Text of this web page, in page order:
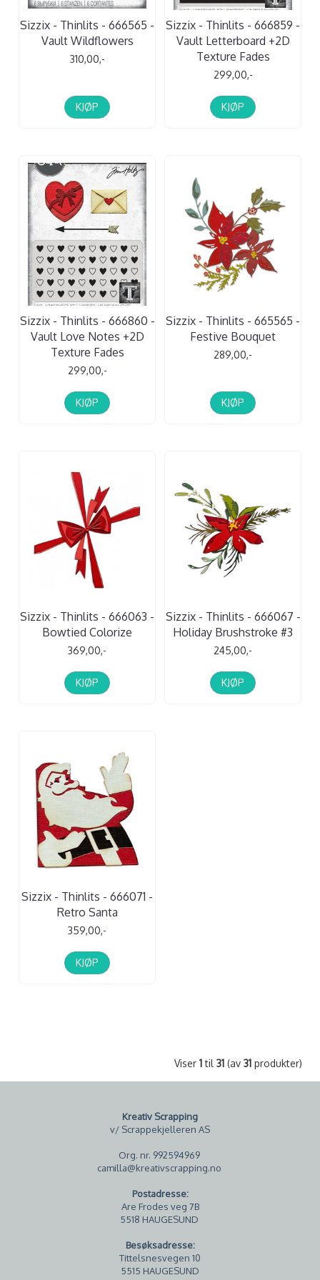
Sizzix - Thinlits - 666565 -
Vault Wildflowers
310,00,-
KJØP
Sizzix - Thinlits - 666859 -
Vault Letterboard +2D
Texture Fades
299,00,-
KJØP
Sizzix - Thinlits - 666860 -
Vault Love Notes +2D
Texture Fades
299,00,-
KJØP
Sizzix - Thinlits - 665565 -
Festive Bouquet
289,00,-
KJØP
Sizzix - Thinlits - 666063 -
Bowtied Colorize
369,00,-
KJØP
Sizzix - Thinlits - 666067 -
Holiday Brushstroke #3
245,00,-
KJØP
Sizzix - Thinlits - 666071 -
Retro Santa
359,00,-
KJØP
Viser 1til 31 (av 31 produkter)
Kreativ Scrapping
v/ Scrappekjelleren AS
Org. nr. 992594969
camilla@kreativscrapping.no
Postadresse:
Are Frodes veg 7B
5518 HAUGESUND
Besøksadresse:
Tittelsnesvegen 10
5515 HAUGESUND